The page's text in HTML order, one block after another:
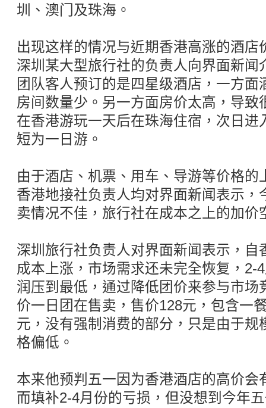
圳、澳门及珠海。
出现这样的情况与近期香港高涨的酒店
深圳某大型旅行社的负责人向界面新闻
团队客人预订的是四星级酒店，一方
房间数量少。另一方面房价太高，导致
在香港游玩一天后在珠海住宿，次日进
短为一日游。
由于酒店、机票、用车、导游等价格的
香港地接社负责人均对界面新闻表示，
卖情况不佳，旅行社在成本之上的加价
深圳旅行社负责人对界面新闻表示，自
成本上涨，市场需求还未完全恢复，2-
润压到最低，通过降低团价来参与市场
价一日团在售卖，售价128元，包含一
元，没有强制消费的部分，只是由于规
格偏低。
本来他预判五一因为香港酒店的高价会
而填补2-4月份的亏损，但没想到今年